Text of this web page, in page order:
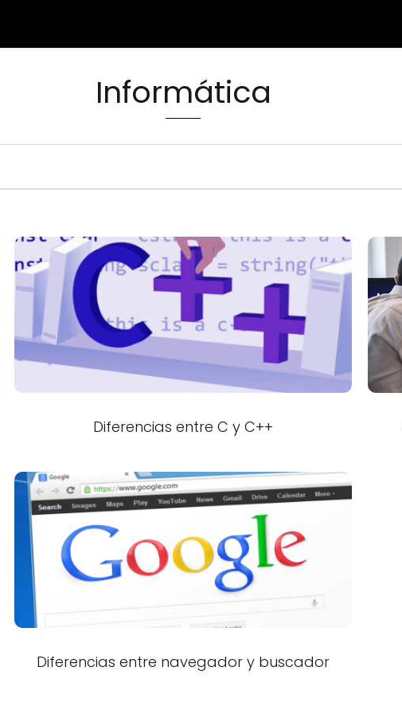
Informática
Diferencias entre C y C++
Diferencias entre navegador y buscador